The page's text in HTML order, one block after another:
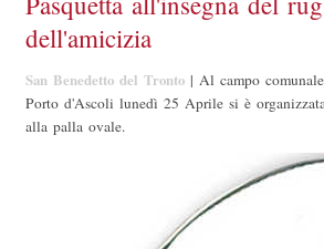
dell'amicizia
San Benedetto del Tronto | Al campo
Porto d'Ascoli lunedì 25 Aprile si è
alla palla ovale.